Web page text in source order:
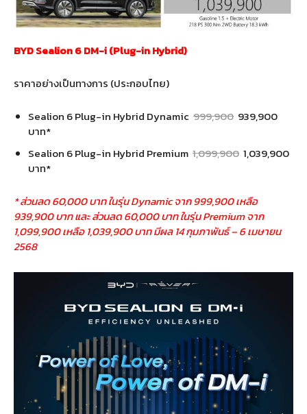
BYD Sealion 6 DM-i (Plug-in Hybrid)
ราคาอย่างเป็นทางการ (ประกอบไทย)
Sealion 6 Plug-in Hybrid Dynamic 999,900 939,900
บาท*
Sealion 6 Plug-in Hybrid Premium 1,099,900 1,039,900
บาท*
* ส่วนลด 60,000 บาท ในรุ่น Dynamic จาก 999,900 เหลือ
939,900 บาท และ ส่วนลด 60,000 บาท ในรุ่น Premium จาก
1,099,900 เหลือ 1,039,900 บาท มีผล 14 กุมภาพันธ์ – 6 เมษายน
2568